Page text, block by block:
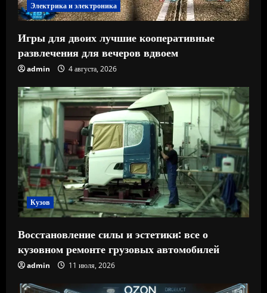
Электрика и электроника
Игры для двоих лучшие кооперативные
развлечения для вечеров вдвоем
admin 4 августа, 2026
Кузов
Восстановление силы и эстетики: все о
кузовном ремонте грузовых автомобилей
admin 11 июля, 2026